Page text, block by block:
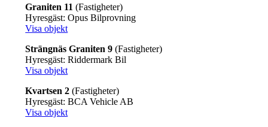
Graniten 11 (Fastigheter)
Hyresgäst: Opus Bilprovning
Visa objekt
Strängnäs Graniten 9 (Fastigheter)
Hyresgäst: Riddermark Bil
Visa objekt
Kvartsen 2 (Fastigheter)
Hyresgäst: BCA Vehicle AB
Visa objekt